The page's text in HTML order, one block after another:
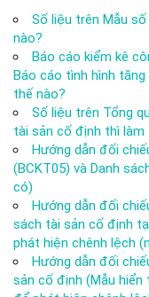
Số liệu trên Mẫu
nào?
Báo cáo kiểm kê
Báo cáo tình hình
thế nào?
Số liệu trên Tổng
tài sản cố định thì làm
Hướng dẫn đối
(BCKT05) và Danh
có)
Hướng dẫn đối
sách tài sản cố định
phát hiện chênh lệch
Hướng dẫn đối
sản cố định (Mẫu hiển